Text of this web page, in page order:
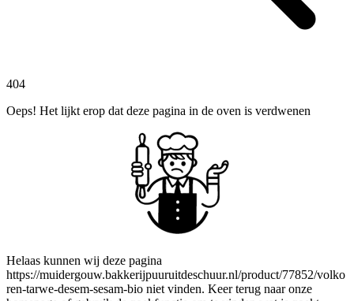
404
Oeps! Het lijkt erop dat deze pagina in de oven is verdwenen
Helaas kunnen wij deze pagina
https://muidergouw.bakkerijpuuruitdeschuur.nl/product/77852/volko
ren-tarwe-desem-sesam-bio niet vinden. Keer terug naar onze